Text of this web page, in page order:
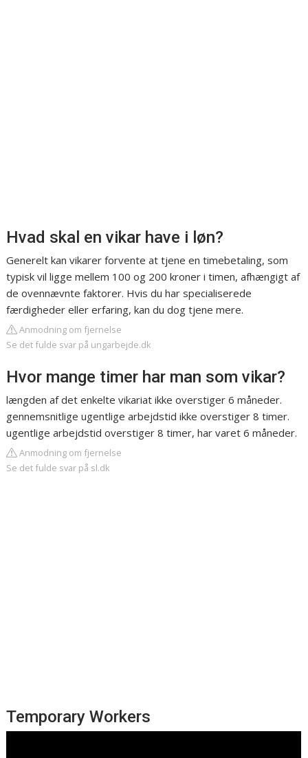
Hvad skal en vikar have i løn?
Generelt kan vikarer forvente at tjene en timebetaling, som
typisk vil ligge mellem 100 og 200 kroner i timen, afhængigt af
de ovennævnte faktorer. Hvis du har specialiserede
færdigheder eller erfaring, kan du dog tjene mere.
Anmodning om fjernelse
Se det fulde svar på ungarbejde.dk
Hvor mange timer har man som vikar?
længden af det enkelte vikariat ikke overstiger 6 måneder.
gennemsnitlige ugentlige arbejdstid ikke overstiger 8 timer.
ugentlige arbejdstid overstiger 8 timer, har varet 6 måneder.
Anmodning om fjernelse
Se det fulde svar på sl.dk
Temporary Workers